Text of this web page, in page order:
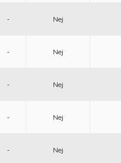
- Nej
- Nej
- Nej
- Nej
- Nej